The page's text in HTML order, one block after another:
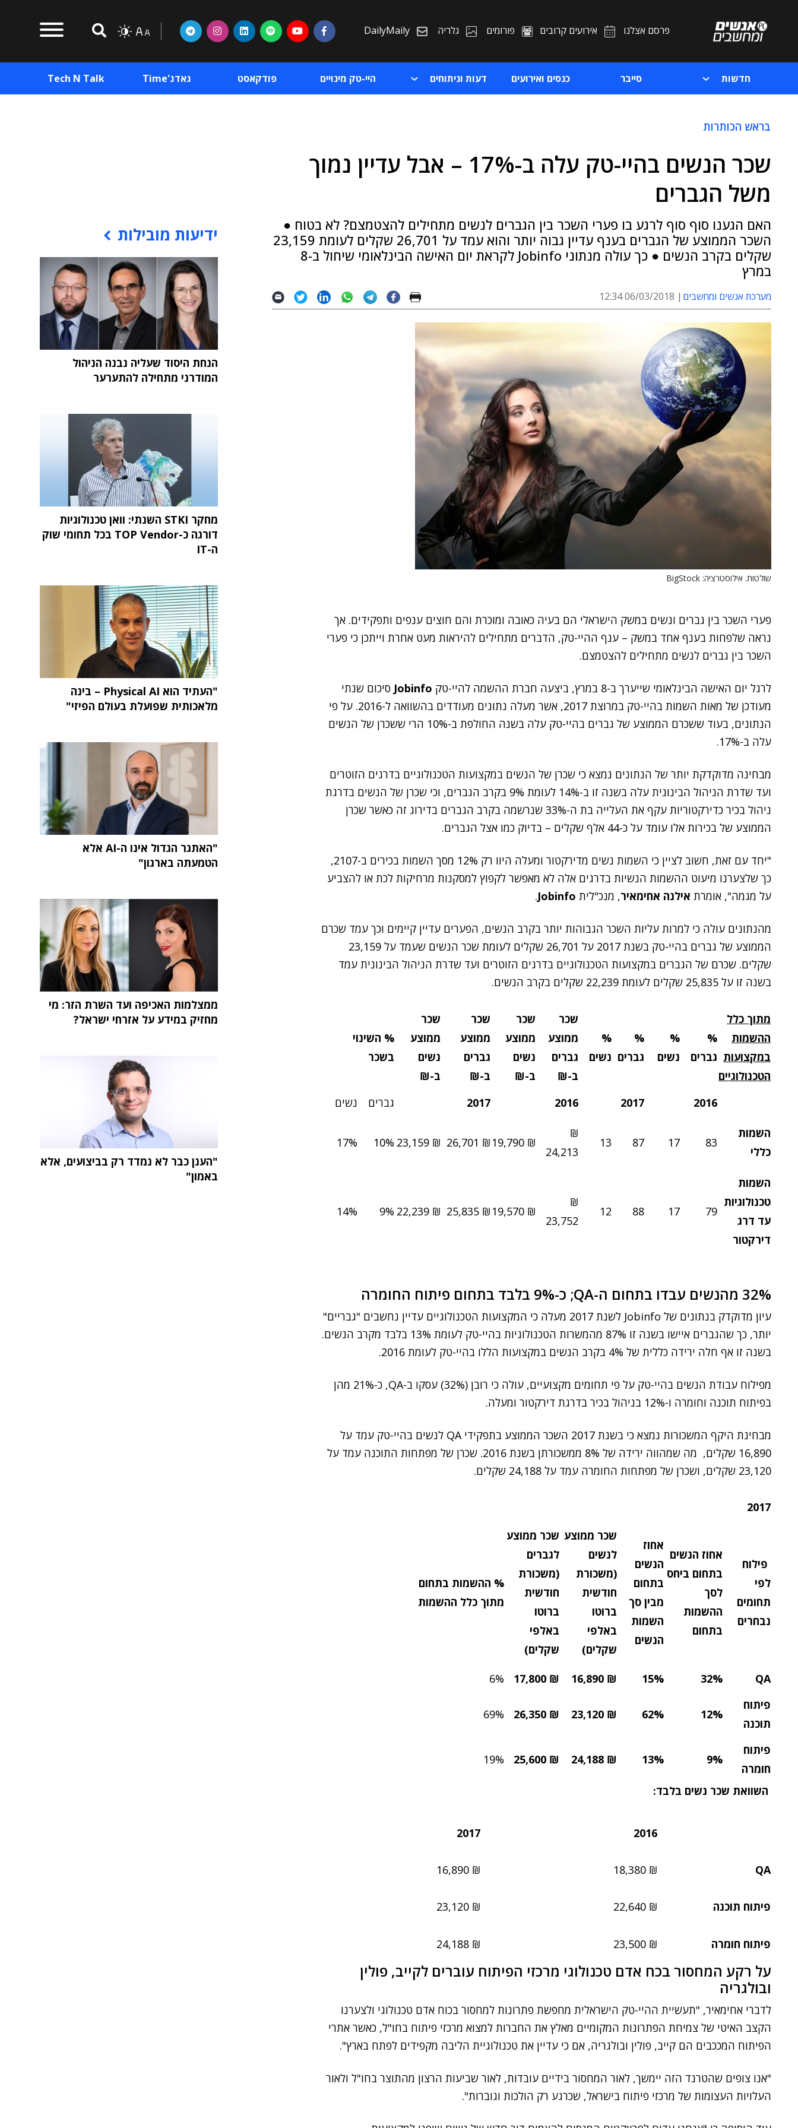
פרסם אצלנו אירועים קרובים פורומים גלריה DailyMaily
חדשות סייבר כנסים ואירועים דעות וניתוחים היי-טק מינויים פודקאסט גאדג'Time Tech N Talk
בראש הכותרות
שכר הנשים בהיי-טק עלה ב-17% – אבל עדיין נמוך
משל הגברים
האם הגענו סוף סוף לרגע בו פערי השכר בין הגברים לנשים מתחילים להצטמצם? לא בטוח ●
השכר הממוצע של הגברים בענף עדיין גבוה יותר והוא עמד על 26,701 שקלים לעומת 23,159
שקלים בקרב הנשים ● כך עולה מנתוני Jobinfo לקראת יום האישה הבינלאומי שיחול ב-8
במרץ
מערכת אנשים ומחשבים 06/03/2018 12:34
שולטות. אילוסטרציה: BigStock
פערי השכר בין גברים ונשים במשק הישראלי הם בעיה כאובה ומוכרת והם חוצים ענפים ותפקידים. אך
נראה שלפחות בענף אחד במשק – ענף ההיי-טק, הדברים מתחילים להיראות מעט אחרת וייתכן כי פערי
השכר בין גברים לנשים מתחילים להצטמצם.
לרגל יום האישה הבינלאומי שייערך ב-8 במרץ, ביצעה חברת ההשמה להיי-טק Jobinfo סיכום שנתי
מעודכן של מאות השמות בהיי-טק במרוצת 2017, אשר מעלה נתונים מעודדים בהשוואה ל-2016. על פי
הנתונים, בעוד ששכרם הממוצע של גברים בהיי-טק עלה בשנה החולפת ב-10% הרי ששכרן של הנשים
עלה ב-17%.
מבחינה מדוקדקת יותר של הנתונים נמצא כי שכרן של הנשים במקצועות הטכנולוגיים בדרגים הזוטרים
ועד שדרת הניהול הבינונית עלה בשנה זו ב-14% לעומת 9% בקרב הגברים, וכי שכרן של הנשים בדרגת
ניהול בכיר כדירקטוריות עקף את העלייה בת ה-33% שנרשמה בקרב הגברים בדירוג זה כאשר שכרן
הממוצע של בכירות אלו עומד על כ-44 אלף שקלים – בדיוק כמו אצל הגברים.
"יחד עם זאת, חשוב לציין כי השמות נשים מדירקטור ומעלה היוו רק 12% מסך השמות בכירים ב-2107,
כך שלצערנו מיעוט ההשמות הנשיות בדרגים אלה לא מאפשר לקפוץ למסקנות מרחיקות לכת או להצביע
על מגמה", אומרת אילנה אחימאיר, מנכ"לית Jobinfo
.
מהנתונים עולה כי למרות עליות השכר הגבוהות יותר בקרב הנשים, הפערים עדיין קיימים וכך עמד שכרם
הממוצע של גברים בהיי-טק בשנת 2017 על 26,701 שקלים לעומת שכר הנשים שעמד על 23,159
שקלים. שכרם של הגברים במקצועות הטכנולוגיים בדרגים הזוטרים ועד שדרת הניהול הבינונית עמד
בשנה זו על 25,835 שקלים לעומת 22,239 שקלים בקרב הנשים.
מתוך כלל
ההשמות
במקצועות
הטכנולוגיים
%
גברים
%
נשים
%
גברים
%
נשים
שכר
ממוצע
גברים
ב-₪
שכר
ממוצע
נשים
ב-₪
שכר
ממוצע
גברים
ב-₪
שכר
ממוצע
נשים
ב-₪
% השינוי
בשכר
2016
2017
2016
2017 גברים נשים
השמות
כללי
83
17
87
13
₪
24,213
₪ 19,790
₪ 26,701
₪ 23,159
10%
17%
השמות
טכנולוגיות
עד דרג
דירקטור
79
17
88
12
₪
23,752
₪ 19,570
₪ 25,835
₪ 22,239
9%
14%
32% מהנשים עבדו בתחום ה-QA; כ-9% בלבד בתחום פיתוח החומרה
עיון מדוקדק בנתונים של Jobinfo לשנת 2017 מעלה כי המקצועות הטכנולוגיים עדיין נחשבים "גבריים"
יותר, כך שהגברים איישו בשנה זו 87% מהמשרות הטכנולוגיות בהיי-טק לעומת 13% בלבד מקרב הנשים.
בשנה זו אף חלה ירידה כללית של 4% בקרב הנשים במקצועות הללו בהיי-טק לעומת 2016.
מפילוח עבודת הנשים בהיי-טק על פי תחומים מקצועיים, עולה כי רובן (32%) עסקו ב-QA, כ-21% מהן
בפיתוח תוכנה וחומרה ו-12% בניהול בכיר בדרגת דירקטור ומעלה.
מבחינת היקף המשכורות נמצא כי בשנת 2017 השכר הממוצע בתפקידי QA לנשים בהיי-טק עמד על
16,890 שקלים, מה שמהווה ירידה של 8% ממשכורתן בשנת 2016. שכרן של מפתחות התוכנה עמד על
23,120 שקלים, ושכרן של מפתחות החומרה עמד על 24,188 שקלים.
2017
פילוח
לפי
תחומים
נבחרים
אחוז הנשים
בתחום ביחס
לסך
ההשמות
בתחום
אחוז
הנשים
בתחום
מבין סך
השמות
הנשים
שכר ממוצע
לנשים
(משכורת
חודשית
ברוטו
באלפי
שקלים)
שכר ממוצע
לגברים
(משכורת
חודשית
ברוטו
באלפי
שקלים)
% ההשמות בתחום
מתוך כלל ההשמות
QA
32%
15%
₪
16,890
₪
17,800
6%
פיתוח
תוכנה
12%
62%
₪
23,120
₪
26,350
69%
פיתוח
חומרה
9%
13%
₪
24,188
₪
25,600
19%
השוואת שכר נשים בלבד:
2016
2017
QA
₪ 18,380
₪ 16,890
פיתוח תוכנה ₪ 22,640
₪ 23,120
פיתוח חומרה ₪ 23,500
₪ 24,188
על רקע המחסור בכח אדם טכנולוגי מרכזי הפיתוח עוברים לקייב, פולין
ובולגריה
לדברי אחימאיר, "תעשיית ההיי-טק הישראלית מחפשת פתרונות למחסור בכוח אדם טכנולוגי ולצערנו
הקצב האיטי של צמיחת הפתרונות המקומיים מאלץ את החברות למצוא מרכזי פיתוח בחו"ל, כאשר אתרי
הפיתוח המככבים הם קייב, פולין ובולגריה, אם כי עדיין את טכנולוגיית הליבה מקפידים לפתח בארץ".
"אנו צופים שהטרנד הזה יימשך, לאור המחסור בידיים עובדות, לאור שביעות הרצון מהתוצר בחו"ל ולאור
העלויות העצומות של מרכזי פיתוח בישראל, שכרגע רק הולכות וגוברות".
ידיעות מובילות
הנחת היסוד שעליה נבנה הניהול
המודרני מתחילה להתערער
מחקר STKI השנתי: וואן טכנולוגיות
דורגה כ-TOP Vendor בכל תחומי שוק
ה-IT
"העתיד הוא Physical AI – בינה
מלאכותית שפועלת בעולם הפיזי"
"האתגר הגדול אינו ה-AI אלא
הטמעתה בארגון"
ממצלמות האכיפה ועד השרת הזר: מי
מחזיק במידע על אזרחי ישראל?
"הענן כבר לא נמדד רק בביצועים, אלא
באמון"